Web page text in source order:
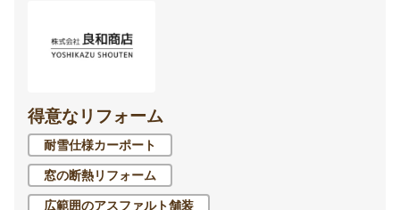
得意なリフォーム
耐雪仕様カーポート
窓の断熱リフォーム
広範囲のアスファルト舗装